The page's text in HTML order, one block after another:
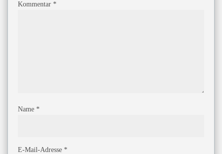
Kommentar *
Name *
E-Mail-Adresse *